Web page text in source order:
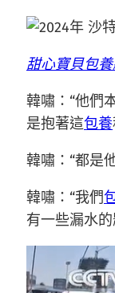
甜心寶貝包
韓嘯：“他們
是抱著這包養
韓嘯：“都是
韓嘯：“我們
有一些漏水